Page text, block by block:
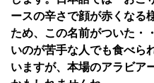
ースの辛さで顔が赤くなる
ため、この名前がついた・
いのが苦手な人でも食べら
いますが、本場のアラビア